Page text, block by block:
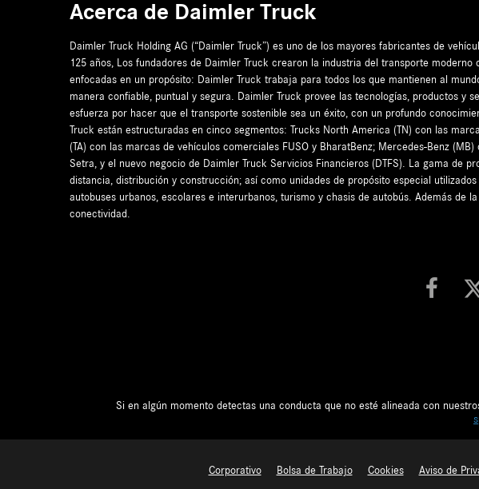
Acerca de Daimler Truck
Daimler Truck Holding AG (“Daimler Truck”) es uno de los mayores fabricantes de
125 años, Los fundadores de Daimler Truck crearon la industria del transporte
enfocadas en un propósito: Daimler Truck trabaja para todos los que mantienen al
manera confiable, puntual y segura. Daimler Truck provee las tecnologías, productos
esfuerza por hacer que el transporte sostenible sea un éxito, con un profundo
Truck están estructuradas en cinco segmentos: Trucks North America (TN) con las
(TA) con las marcas de vehículos comerciales FUSO y BharatBenz; Mercedes-Benz
Setra, y el nuevo negocio de Daimler Truck Servicios Financieros (DTFS). La gama de
distancia, distribución y construcción; así como unidades de propósito especial
autobuses urbanos, escolares e interurbanos, turismo y chasis de autobús. Además de
conectividad.
Si en algún momento detectas una conducta que no esté alineada con
Corporativo Bolsa de Trabajo Cookies Aviso de